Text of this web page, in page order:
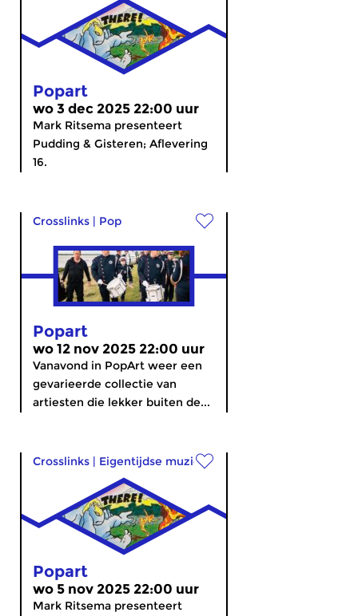
Popart
wo 3 dec 2025 22:00 uur
Mark Ritsema presenteert
Pudding & Gisteren; Aflevering
16.
Crosslinks | Pop
Popart
wo 12 nov 2025 22:00 uur
Vanavond in PopArt weer een
gevarieerde collectie van
artiesten die lekker buiten de...
Crosslinks | Eigentijdse muziek
Popart
wo 5 nov 2025 22:00 uur
Mark Ritsema presenteert